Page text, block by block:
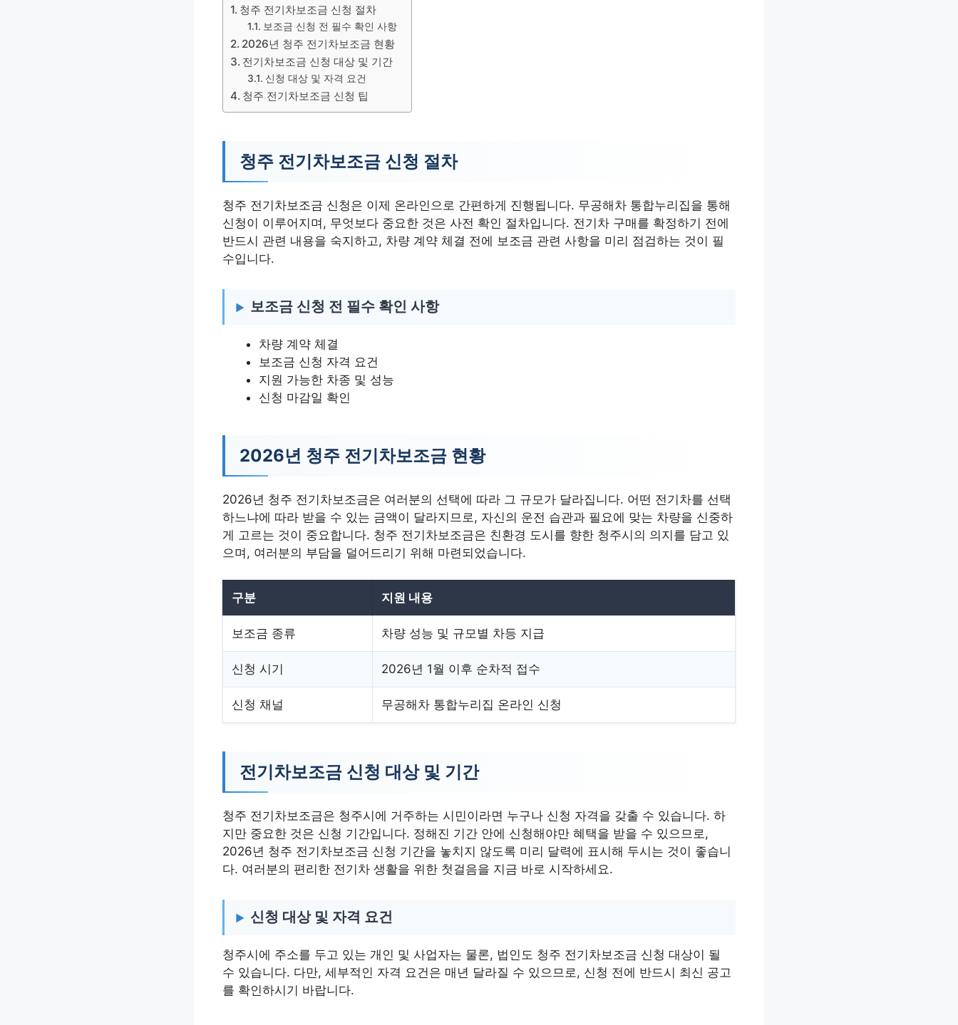
청주 전기차보조금 신청 절차
보조금 신청 전 필수 확인 사항
2026년 청주 전기차보조금 현황
전기차보조금 신청 대상 및 기간
신청 대상 및 자격 요건
청주 전기차보조금 신청 팁
청주 전기차보조금 신청 절차
청주 전기차보조금 신청은 이제 온라인으로 간편하게 진행됩니다. 무공해차 통합누리집을 통해
신청이 이루어지며, 무엇보다 중요한 것은 사전 확인 절차입니다. 전기차 구매를 확정하기 전에
반드시 관련 내용을 숙지하고, 차량 계약 체결 전에 보조금 관련 사항을 미리 점검하는 것이 필
수입니다.
보조금 신청 전 필수 확인 사항
차량 계약 체결
보조금 신청 자격 요건
지원 가능한 차종 및 성능
신청 마감일 확인
2026년 청주 전기차보조금 현황
2026년 청주 전기차보조금은 여러분의 선택에 따라 그 규모가 달라집니다. 어떤 전기차를 선택
하느냐에 따라 받을 수 있는 금액이 달라지므로, 자신의 운전 습관과 필요에 맞는 차량을 신중하
게 고르는 것이 중요합니다. 청주 전기차보조금은 친환경 도시를 향한 청주시의 의지를 담고 있
으며, 여러분의 부담을 덜어드리기 위해 마련되었습니다.
구분 지원 내용
보조금 종류 차량 성능 및 규모별 차등 지급
신청 시기 2026년 1월 이후 순차적 접수
신청 채널 무공해차 통합누리집 온라인 신청
전기차보조금 신청 대상 및 기간
청주 전기차보조금은 청주시에 거주하는 시민이라면 누구나 신청 자격을 갖출 수 있습니다. 하
지만 중요한 것은 신청 기간입니다. 정해진 기간 안에 신청해야만 혜택을 받을 수 있으므로,
2026년 청주 전기차보조금 신청 기간을 놓치지 않도록 미리 달력에 표시해 두시는 것이 좋습니
다. 여러분의 편리한 전기차 생활을 위한 첫걸음을 지금 바로 시작하세요.
신청 대상 및 자격 요건
청주시에 주소를 두고 있는 개인 및 사업자는 물론, 법인도 청주 전기차보조금 신청 대상이 될
수 있습니다. 다만, 세부적인 자격 요건은 매년 달라질 수 있으므로, 신청 전에 반드시 최신 공고
를 확인하시기 바랍니다.